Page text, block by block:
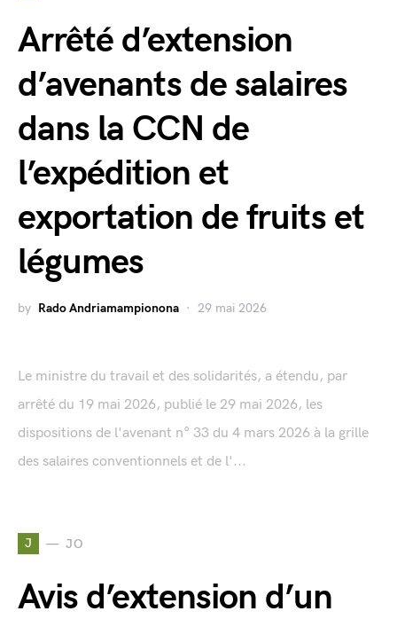
Arrêté d’extension
d’avenants de salaires
dans la CCN de
l’expédition et
exportation de fruits et
légumes
by Rado Andriamampionona 29 mai 2026
Le ministre du travail et des solidarités, a étendu, par
arrêté du 19 mai 2026, publié le 29 mai 2026, les
dispositions de l'avenant n° 33 du 4 mars 2026 à la grille
des salaires conventionnels et de l'...
J JO
Avis d’extension d’un